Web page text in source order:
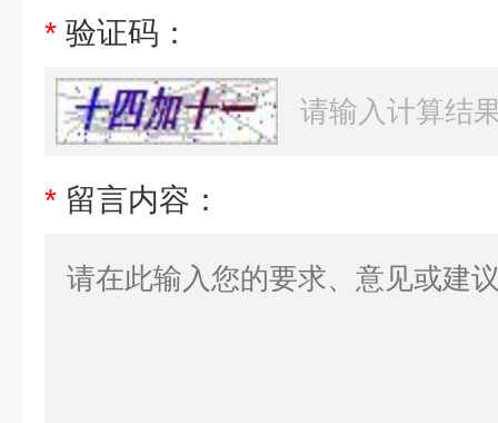
* 验证码：
* 留言内容：